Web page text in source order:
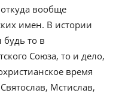
вообще
имен. В истории
то в
Союза, то и дело,
время
Мстислав,